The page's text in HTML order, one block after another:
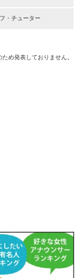
・チューター
め発表しておりません。